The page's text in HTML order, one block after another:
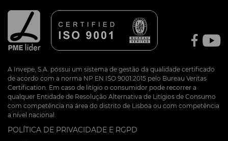
A Invepe, S.A. possui um sistema de gestão da qualidade certificado
de acordo com a norma NP EN ISO 9001:2015 pelo Bureau Veritas
Certification. Em caso de litígio o consumidor pode recorrer a
qualquer Entidade de Resolução Alternativa de Litígios de Consumo
com competência na área do distrito de Lisboa ou com competência
a nível nacional.
POLÍTICA DE PRIVACIDADE E RGPD